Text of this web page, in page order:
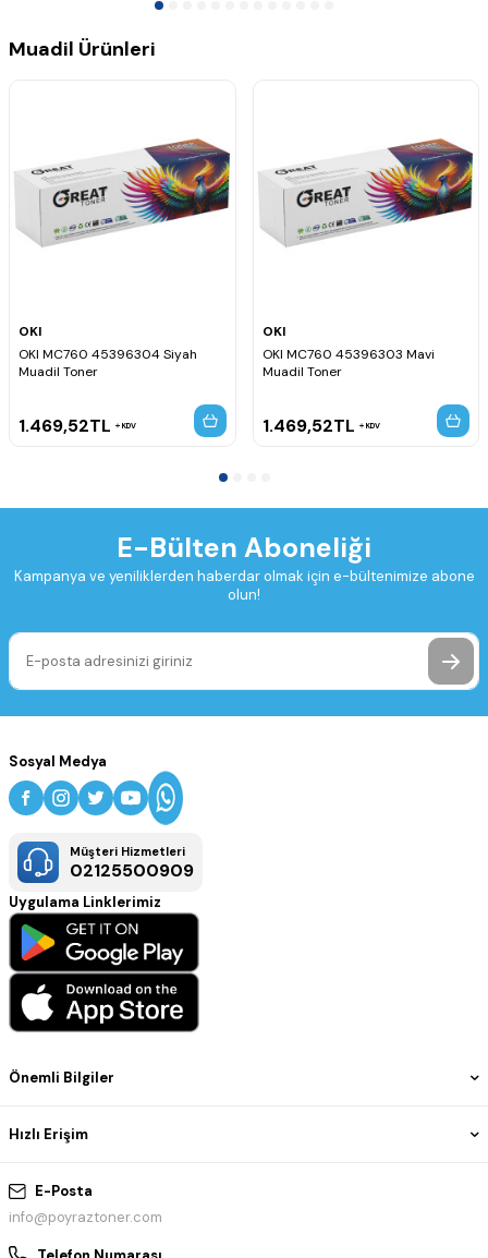
Muadil Ürünleri
OKI
OKI MC760 45396304 Siyah
Muadil Toner
1.469,52TL KDV
OKI
OKI MC760 45396303 Mavi
Muadil Toner
1.469,52TL KDV
E-Bülten Aboneliği
Kampanya ve yeniliklerden haberdar olmak için e-bültenimize abone
olun!
E-Posta
info@poyraztoner.com
Önemli Bilgiler
Hızlı Erişim
Sosyal Medya
Müşteri Hizmetleri
02125500909
Uygulama Linklerimiz